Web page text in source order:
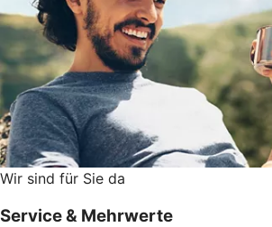
Wir sind für Sie da
Service & Mehrwerte